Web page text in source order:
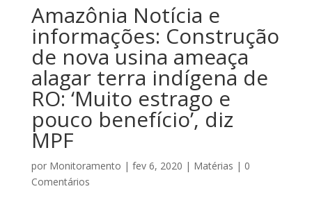
Amazônia Notícia e
informações: Construção
de nova usina ameaça
alagar terra indígena de
RO: ‘Muito estrago e
pouco benefício’, diz
MPF
por Monitoramento | fev 6, 2020 | Matérias | 0
Comentários